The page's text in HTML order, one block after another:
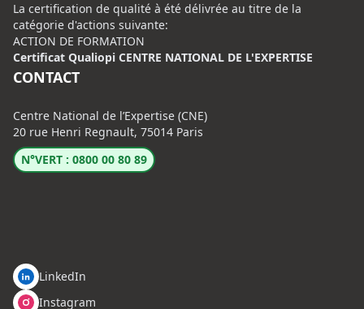
La certification de qualité à été délivrée au titre de la
catégorie d'actions suivante:
ACTION DE FORMATION
Certificat Qualiopi CENTRE NATIONAL DE L'EXPERTISE
CONTACT
Centre National de l’Expertise (CNE)
20 rue Henri Regnault, 75014 Paris
N°VERT : 0800 00 80 89
LinkedIn
Instagram